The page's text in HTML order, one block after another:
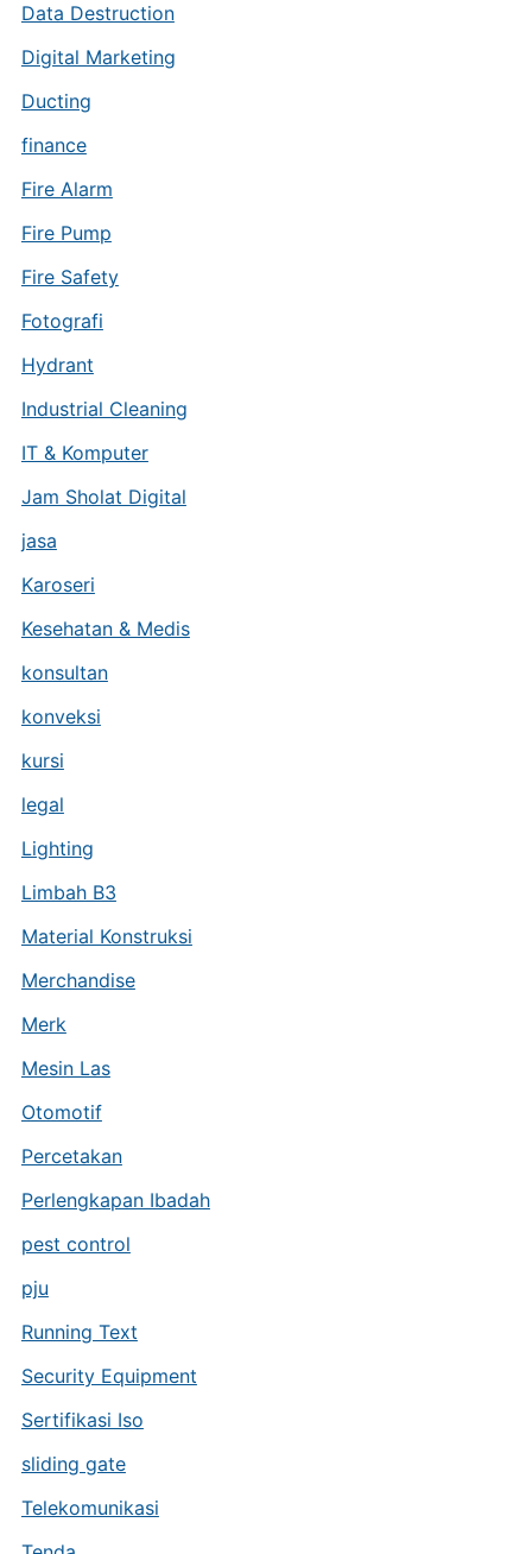
Data Destruction
Digital Marketing
Ducting
finance
Fire Alarm
Fire Pump
Fire Safety
Fotografi
Hydrant
Industrial Cleaning
IT & Komputer
Jam Sholat Digital
jasa
Karoseri
Kesehatan & Medis
konsultan
konveksi
kursi
legal
Lighting
Limbah B3
Material Konstruksi
Merchandise
Merk
Mesin Las
Otomotif
Percetakan
Perlengkapan Ibadah
pest control
pju
Running Text
Security Equipment
Sertifikasi Iso
sliding gate
Telekomunikasi